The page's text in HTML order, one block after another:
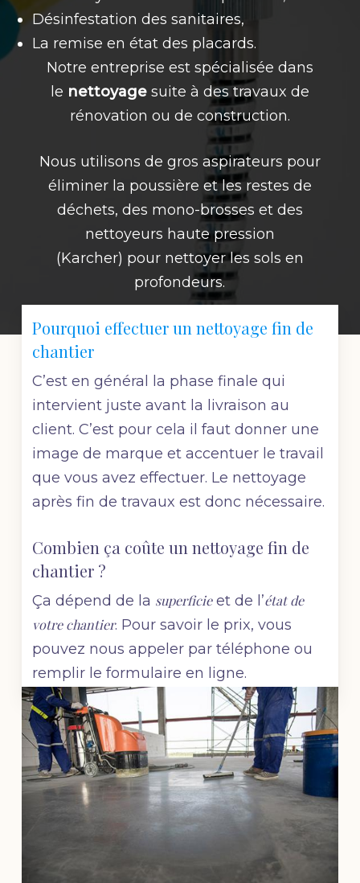
Désinfestation des sanitaires,
La remise en état des placards.
Notre entreprise est spécialisée dans
le nettoyage suite à des travaux de
rénovation ou de construction.
Nous utilisons de gros aspirateurs pour
éliminer la poussière et les restes de
déchets, des mono-brosses et des
nettoyeurs haute pression
(Karcher) pour nettoyer les sols en
profondeurs.
Pourquoi effectuer un nettoyage fin de
chantier
C’est en général la phase finale qui
intervient juste avant la livraison au
client. C’est pour cela il faut donner une
image de marque et accentuer le travail
que vous avez effectuer. Le nettoyage
après fin de travaux est donc nécessaire.
Combien ça coûte un nettoyage fin de
chantier ?
Ça dépend de la superficieet de l’état de
votre chantier. Pour savoir le prix, vous
pouvez nous appeler par téléphone ou
remplir le formulaire en ligne.